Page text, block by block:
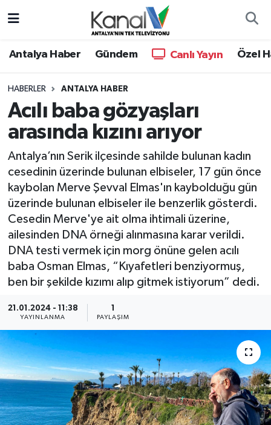
Antalya Haber Gündem Canlı Yayın Özel
HABERLER ANTALYA HABER
Acılı baba gözyaşları
arasında kızını arıyor
Antalya’nın Serik ilçesinde sahilde bulunan kadın
cesedinin üzerinde bulunan elbiseler, 17 gün önce
kaybolan Merve Şevval Elmas'ın kaybolduğu gün
üzerinde bulunan elbiseler ile benzerlik gösterdi.
Cesedin Merve'ye ait olma ihtimali üzerine,
ailesinden DNA örneği alınmasına karar verildi.
DNA testi vermek için morg önüne gelen acılı
baba Osman Elmas, “Kıyafetleri benziyormuş,
ben bir şekilde kızımı alıp gitmek istiyorum” dedi.
21.01.2024 - 11:38
YAYINLANMA
1
PAYLAŞIM
Antalya Haber
Dünya
Eğitim
Ekonomi
Gündem
Günün Manşetleri
Haber Kuşakları
KANALV Spor
Kültür Sanat
Magazin
Öğle Bülteni
Hava Durumu
Trafik Durumu
Süper Lig Puan Durumu ve Fikstür
Tüm Manşetler
Son Dakika Haberleri
Haber Arşivi